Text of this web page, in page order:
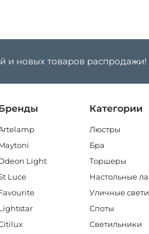
и новых товаров распродажи!
Light
Luce
Категории
Люстры
Бра
Торшеры
Настольные
Уличные
Споты
Светильники